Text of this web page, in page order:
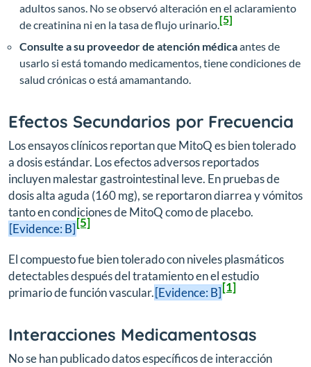
adultos sanos. No se observó alteración en el aclaramiento
de creatinina ni en la tasa de flujo urinario. [5]
Consulte a su proveedor de atención médicaantes de
usarlo si está tomando medicamentos, tiene condiciones de
salud crónicas o está amamantando.
Efectos Secundarios por Frecuencia
Los ensayos clínicos reportan que MitoQ es bien tolerado
a dosis estándar. Los efectos adversos reportados
incluyen malestar gastrointestinal leve. En pruebas de
dosis alta aguda (160 mg), se reportaron diarrea y vómitos
tanto en condiciones de MitoQ como de placebo.
[Evidence: B][5]
El compuesto fue bien tolerado con niveles plasmáticos
detectables después del tratamiento en el estudio
primario de función vascular.[Evidence: B][1]
Interacciones Medicamentosas
No se han publicado datos específicos de interacción